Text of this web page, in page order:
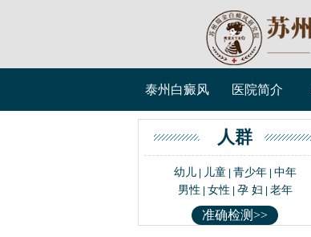
泰州白癜风 医院简介
人群
幼儿| 儿童| 青少年| 中年
男性
女性 孕 妇 老年
准确检测>>